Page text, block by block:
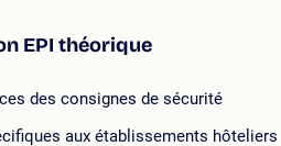
EPI théorique
des consignes de sécurité
aux établissements hôteliers